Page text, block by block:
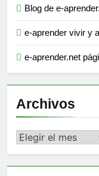
Blog de e-
e-aprender vivir y
e-aprender.net
Archivos
Archivos